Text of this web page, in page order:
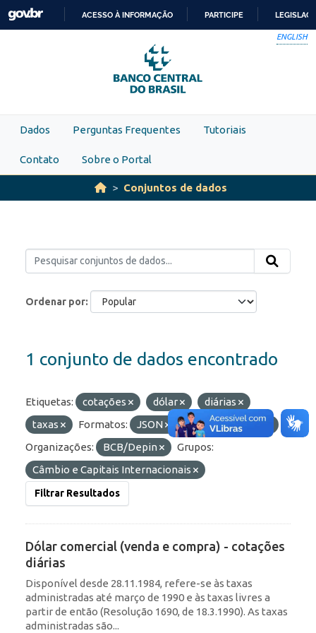
Skip to main content
PARA
O
CONTEÚDO
ACESSO À INFORMAÇÃO PARTICIPE
ENGLISH
Dados Perguntas Frequentes Tutoriais
Contato Sobre o Portal
Conjuntos de dados
Ordenar por
1 conjunto de dados encontrado
Etiquetas: cotações dólar
diárias
taxas
Formatos: JSON API
OData
Organizações:
BCB/Depin
Grupos:
Câmbio e Capitais Internacionais
Filtrar Resultados
Dólar comercial (venda e compra) - cotações
diárias
Disponível desde 28.11.1984, refere-se às taxas
administradas até março de 1990 e às taxas livres a
partir de então (Resolução 1690, de 18.3.1990). As taxas
administradas são...